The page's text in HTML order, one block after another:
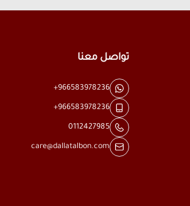
تواصل معنا
+966583978236
+966583978236
0112427985
care@dallatalbon.com